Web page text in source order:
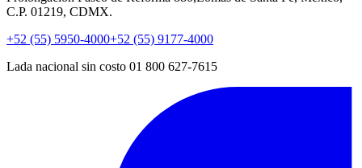
C.P. 01219, CDMX.
+52 (55) 5950-4000+52 (55) 9177-4000
Lada nacional sin costo 01 800 627-7615